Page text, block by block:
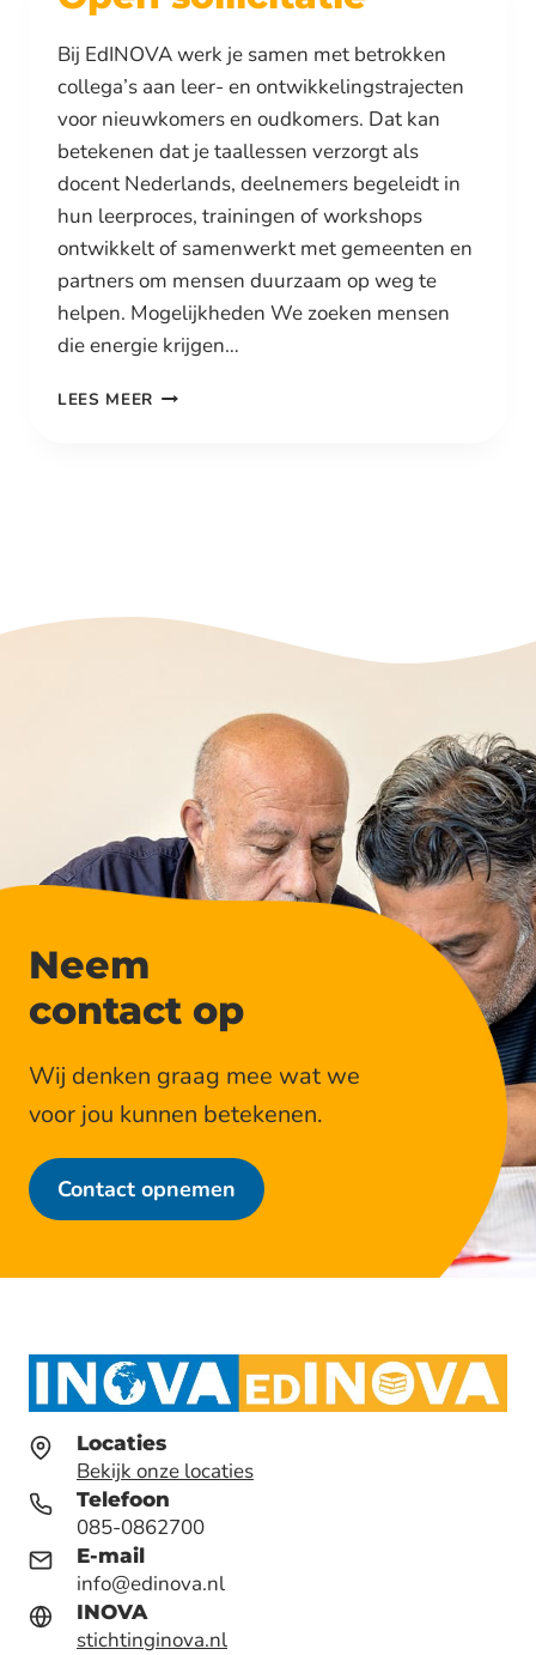
Bij EdINOVA werk je samen met betrokken
collega’s aan leer- en ontwikkelingstrajecten
voor nieuwkomers en oudkomers. Dat kan
betekenen dat je taallessen verzorgt als
docent Nederlands, deelnemers begeleidt in
hun leerproces, trainingen of workshops
ontwikkelt of samenwerkt met gemeenten en
partners om mensen duurzaam op weg te
helpen. Mogelijkheden We zoeken mensen
die energie krijgen…
LEES MEER OPEN
Neem
contact op
Wij denken graag mee wat we
voor jou kunnen betekenen.
Contact opnemen
Locaties
Bekijk onze locaties
Telefoon
085-0862700
E-mail
info@edinova.nl
INOVA
stichtinginova.nl